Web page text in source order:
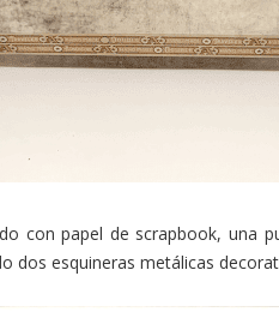
con papel de scrapbook, una
dos esquineras metálicas